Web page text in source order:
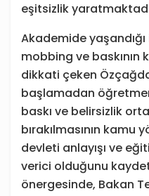
eşitsizlik
Akademide
mobbing ve baskının
dikkati çeken
başlamadan
baskı ve belirsizlik
bırakılmasının kamu
devleti anlayışı ve
verici olduğunu
önergesinde, Bakan